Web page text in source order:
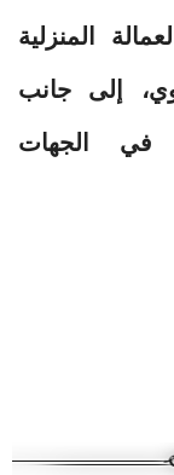
المنزلية
إلى جانب
في الجهات